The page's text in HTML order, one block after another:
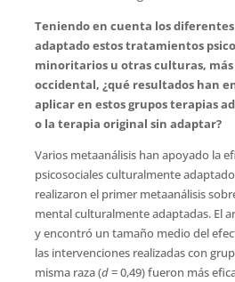
Teniendo en cuenta los
adaptado estos tratamientos
minoritarios u otras culturas,
occidental, ¿qué resultados han
aplicar en estos grupos terapias
o la terapia original sin adaptar?
Varios metaanálisis han apoyado la
psicosociales culturalmente
realizaron el primer metaanálisis
mental culturalmente adaptadas. El
y encontró un tamaño medio del
las intervenciones realizadas con
misma raza (d= 0,49) fueron más